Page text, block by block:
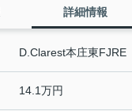
詳細情報
D.Clarest本庄東FJRE
14.1万円